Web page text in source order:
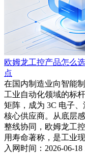
欧姆龙工控产品怎么
点
在国内制造业向智能
工业自动化领域的标
矩阵，成为 3C 电子
核心供应商。从底层
整线协同，欧姆龙工
用寿命著称，是工业
入网时间：2026-06-18